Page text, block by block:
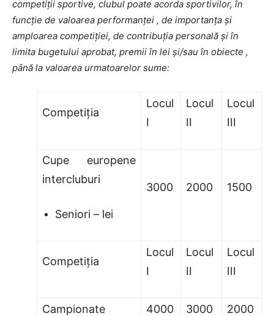
competiţii sportive, clubul poate acorda sportivilor, în
funcţie de valoarea performanţei , de importanţa și
amploarea competiţiei, de contribuţia personală și în
limita bugetului aprobat, premii în lei și/sau în obiecte ,
pȃnă la valoarea urmatoarelor sume:
Competiţia
Locul
I
Locul
II
Locul
III
Cupe europene
intercluburi
Seniori – lei
3000 2000 1500
Competiţia
Locul
I
Locul
II
Locul
III
Campionate
4000 3000 2000